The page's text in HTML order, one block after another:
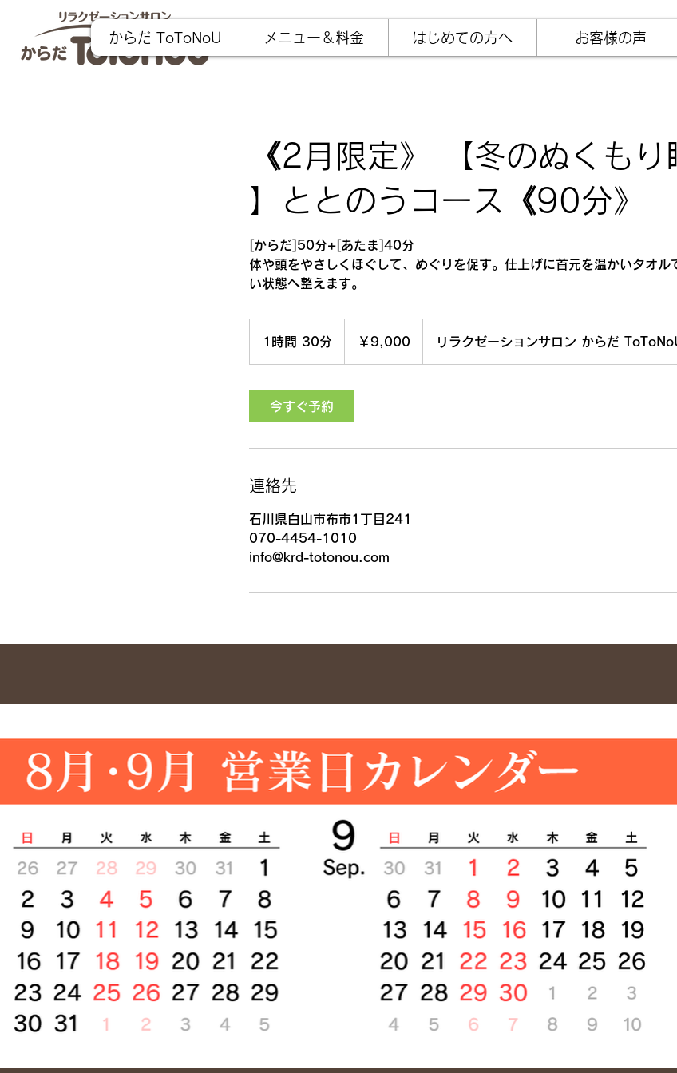
からだ ToToNoU メニュー＆料金 はじめての方へ お客様の声
《2月限定》 【冬のぬくもり
】ととのうコース《90分》
[からだ]50分+[あたま]40分
体や頭をやさしくほぐして、めぐりを促す。仕上げに首元を温かいタオル
い状態へ整えます。
1時間 30分
0
￥9,000 リラクゼーションサロン からだ
今すぐ予約
連絡先
石川県白山市布市1丁目241
070-4454-1010
info@krd-totonou.com